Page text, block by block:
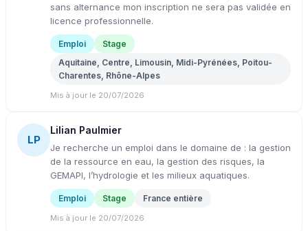
sans alternance mon inscription ne sera pas validée en
licence professionnelle.
Emploi
Stage
Aquitaine, Centre, Limousin, Midi-Pyrénées, Poitou-
Charentes, Rhône-Alpes
Mis à jour le 20/07/2026
LP
Lilian Paulmier
Je recherche un emploi dans le domaine de : la gestion
de la ressource en eau, la gestion des risques, la
GEMAPI, l’hydrologie et les milieux aquatiques.
Emploi Stage France entière
Mis à jour le 20/07/2026